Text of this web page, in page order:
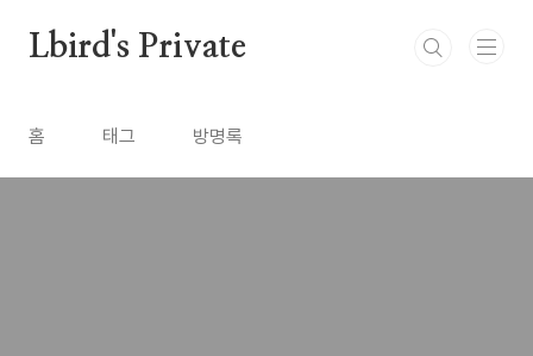
Lbird's Private
홈 태그 방명록